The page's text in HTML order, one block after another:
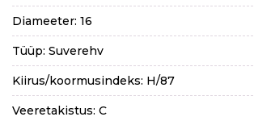
Diameeter: 16
Tüüp: Suverehv
Kiirus/koormusindeks: H/87
Veeretakistus: C